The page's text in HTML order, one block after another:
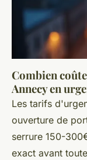
Combien
Annecy en
Les tarifs
ouverture de
serrure 150-
exact avant